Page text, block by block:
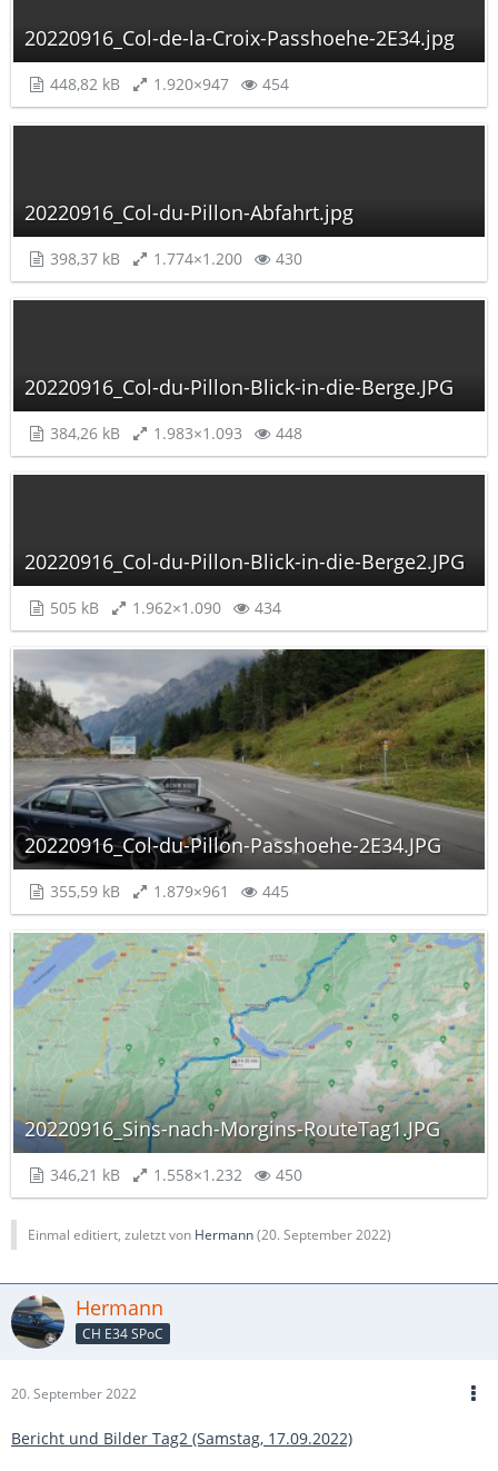
20220916_Col-de-la-Croix-Passhoehe-2E34.jpg
448,82 kB 1.920×947 454
20220916_Col-du-Pillon-Abfahrt.jpg
398,37 kB 1.774×1.200 430
20220916_Col-du-Pillon-Blick-in-die-Berge.JPG
384,26 kB 1.983×1.093 448
20220916_Col-du-Pillon-Blick-in-die-Berge2.JPG
505 kB 1.962×1.090 434
20220916_Col-du-Pillon-Passhoehe-2E34.JPG
355,59 kB 1.879×961 445
20220916_Sins-nach-Morgins-RouteTag1.JPG
346,21 kB 1.558×1.232 450
Einmal editiert, zuletzt von Hermann(20. September 2022)
Hermann
CH E34 SPoC
20. September 2022
Bericht und Bilder Tag2 (Samstag, 17.09.2022)